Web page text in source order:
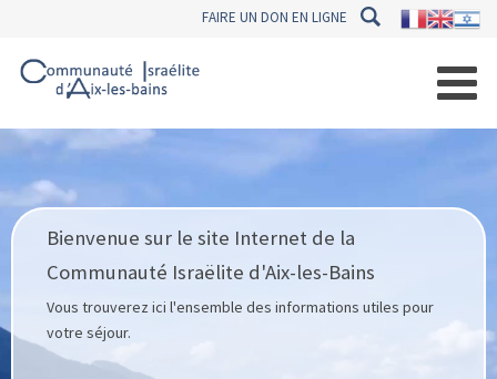
FAIRE UN DON EN LIGNE
Bienvenue sur le site Internet de la
Communauté Israëlite d'Aix-les-Bains
Vous trouverez ici l'ensemble des informations utiles pour
votre séjour.